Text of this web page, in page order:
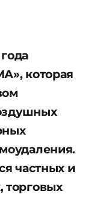
которая
частных и
торговых